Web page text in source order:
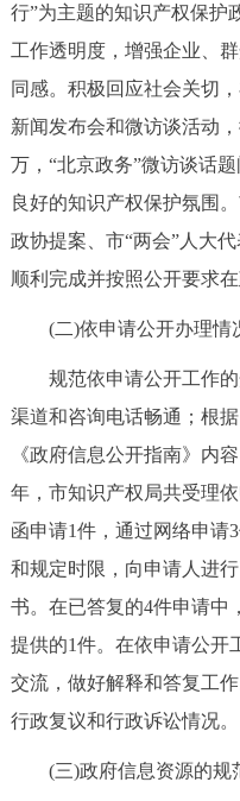
参与调查
北京概况
绿色北京
ENGLISH
ESPAÑOL
ITALIANO
行”为主题的知识产权保护
工作透明度，增强企业、
同感。积极回应社会关切
新闻发布会和微访谈活动
万，“北京政务”微访谈话
良好的知识产权保护氛围
政协提案、市“两会”人大
顺利完成并按照公开要求
(二)依申请公开办理情
规范依申请公开工作的
渠道和咨询电话畅通；根
《政府信息公开指南》内
年，市知识产权局共受理
函申请1件，通过网络申请
和规定时限，向申请人进
书。在已答复的4件申请中
提供的1件。在依申请公开
交流，做好解释和答复工
行政复议和行政诉讼情况。
(三)政府信息资源的规